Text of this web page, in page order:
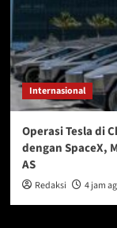
Internasional
Operasi Tesla di
dengan SpaceX,
AS
Redaksi 4 jam